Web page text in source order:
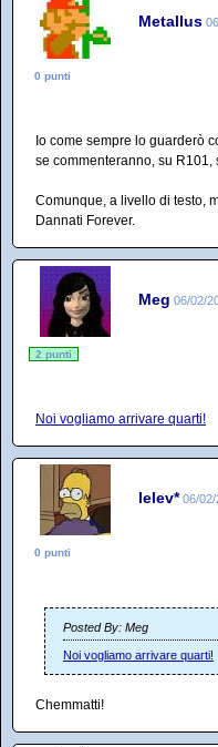
Metallus
0 punti
Io come sempre lo guarderò
se commenteranno, su R101,
Comunque, a livello di testo,
Dannati Forever.
Meg 06/02/
2 punti
Noi vogliamo arrivare quarti!
lelev* 06/
0 punti
Posted By: Meg
Noi vogliamo arrivare quarti!
Chemmatti!